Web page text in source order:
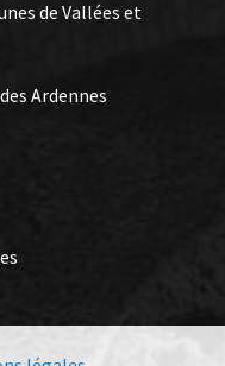
de Vallées et
Ardennes